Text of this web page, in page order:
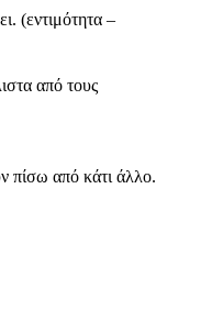
(εντιμότητα –
από τους
πίσω από κάτι άλλο.